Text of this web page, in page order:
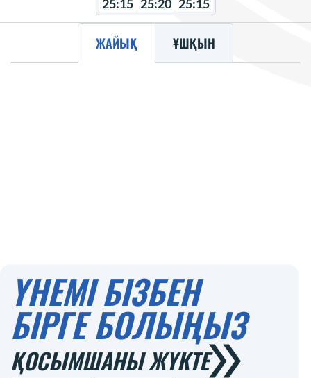
25:15 25:20 25:15
ЖАЙЫҚ ҰШҚЫН
ҮНЕМІ БІЗБЕН
БІРГЕ БОЛЫҢЫЗ
ҚОСЫМШАНЫ ЖҮКТЕ